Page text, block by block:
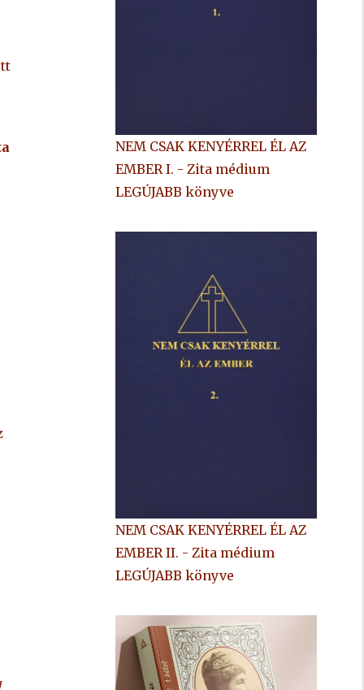
NEM CSAK KENYÉRREL ÉL AZ
EMBER I. - Zita médium
LEGÚJABB könyve
NEM CSAK KENYÉRREL ÉL AZ
EMBER II. - Zita médium
LEGÚJABB könyve